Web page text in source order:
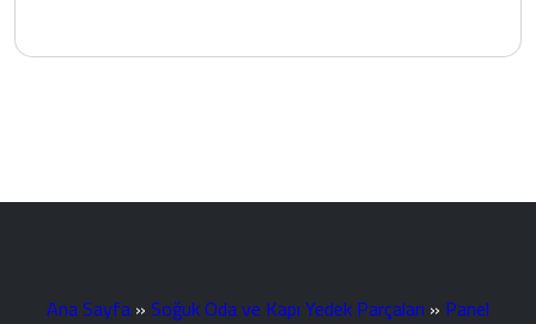
Ana Sayfa » Soğuk Oda ve Kapı Yedek Parçaları » Panel